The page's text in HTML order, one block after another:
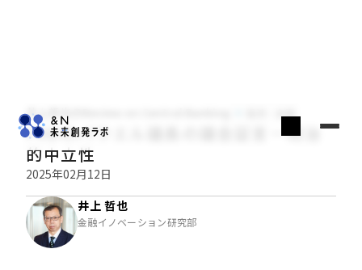
井上哲也のReview on Central Banking
FRBのパウエル議長の議会証言－政治
的中立性
2025年02月12日
井上 哲也
金融イノベーション研究部